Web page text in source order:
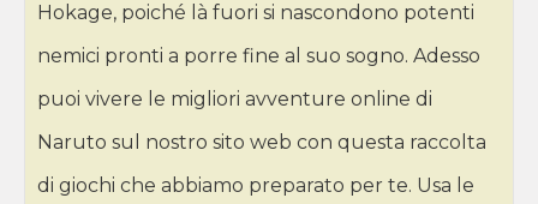
Hokage, poiché là fuori si nascondono potenti
nemici pronti a porre fine al suo sogno. Adesso
puoi vivere le migliori avventure online di
Naruto sul nostro sito web con questa raccolta
di giochi che abbiamo preparato per te. Usa le